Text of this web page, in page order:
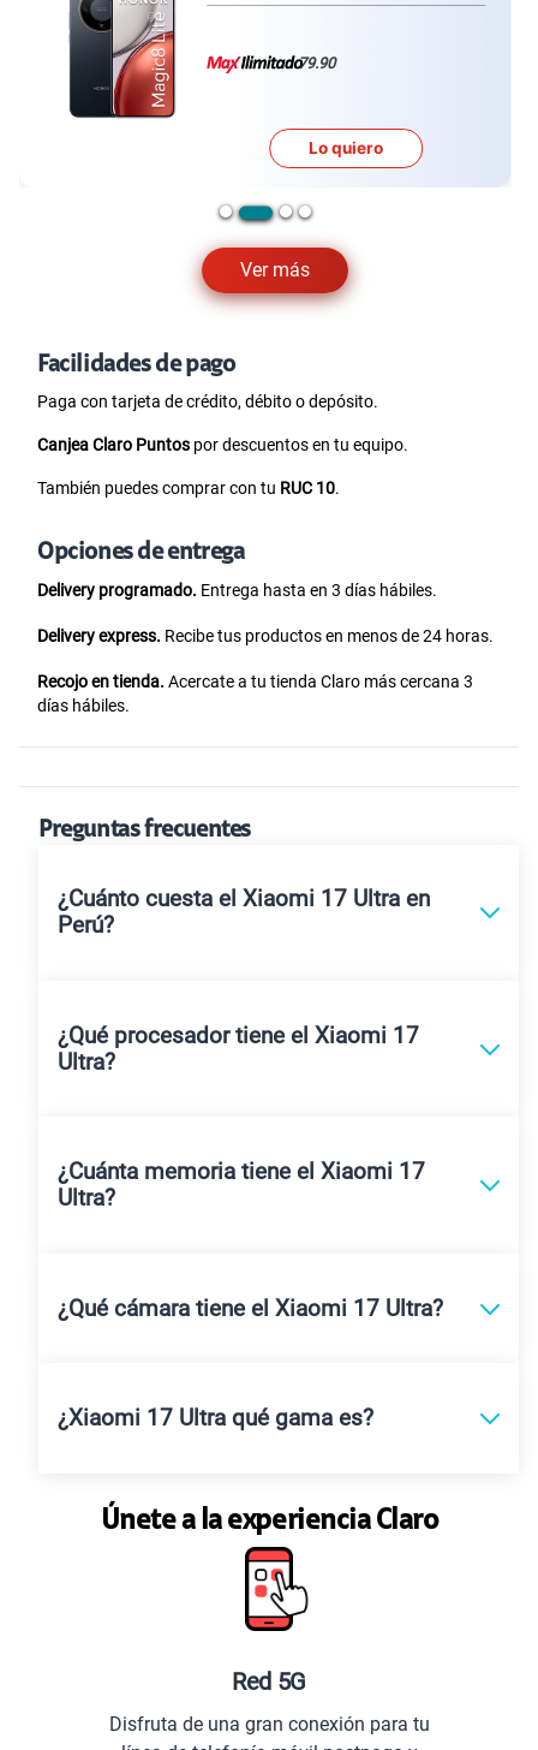
Ver más
79.90
Lo quiero
Facilidades de pago
Paga con tarjeta de crédito, débito o depósito.
Canjea Claro Puntos por descuentos en tu equipo.
También puedes comprar con tu RUC 10.
Opciones de entrega
Delivery programado. Entrega hasta en 3 días hábiles.
Delivery express. Recibe tus productos en menos de 24 horas.
Recojo en tienda. Acercate a tu tienda Claro más cercana 3
días hábiles.
Preguntas frecuentes
¿Cuánto cuesta el Xiaomi 17 Ultra en
Perú?
¿Qué procesador tiene el Xiaomi 17
Ultra?
¿Cuánta memoria tiene el Xiaomi 17
Ultra?
¿Qué cámara tiene el Xiaomi 17 Ultra?
¿Xiaomi 17 Ultra qué gama es?
Únete a la experiencia Claro
Red 5G
Disfruta de una gran conexión para tu